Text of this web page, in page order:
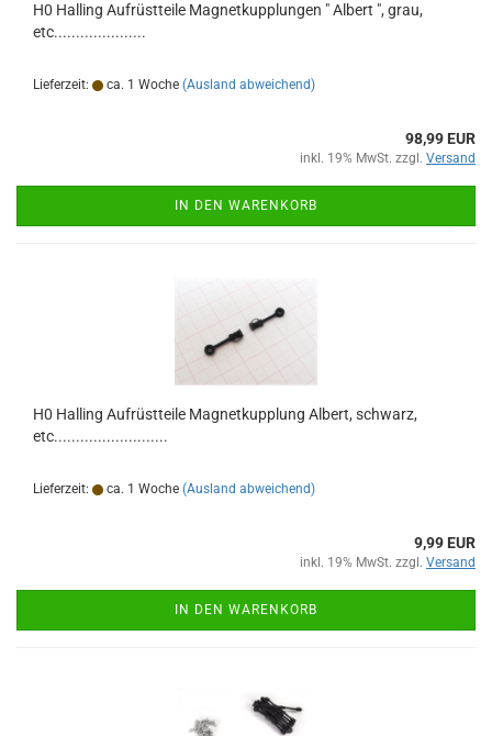
H0 Halling Aufrüstteile Magnetkupplungen " Albert ", grau,
etc.....................
Lieferzeit: ca. 1 Woche (Ausland abweichend)
98,99 EUR
inkl. 19% MwSt. zzgl. Versand
IN DEN WARENKORB
H0 Halling Aufrüstteile Magnetkupplung Albert, schwarz,
etc..........................
Lieferzeit: ca. 1 Woche (Ausland abweichend)
9,99 EUR
inkl. 19% MwSt. zzgl. Versand
IN DEN WARENKORB